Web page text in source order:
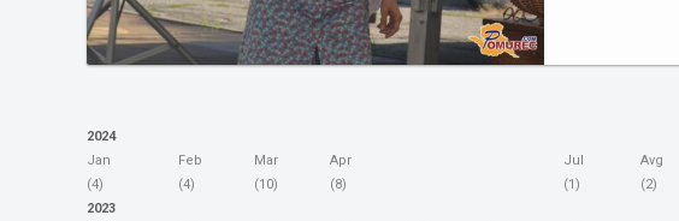
2024
Jan
(4)
Feb
(4)
Mar
(10)
Apr
(8)
Jul
(1)
Avg
(2)
2023